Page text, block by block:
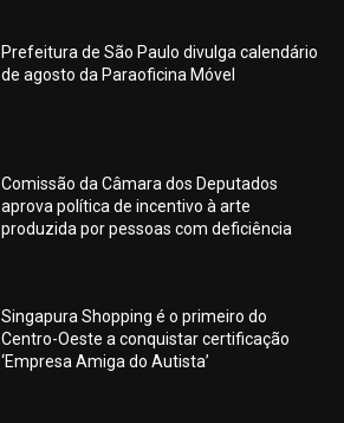
Prefeitura de São Paulo divulga calendário
de agosto da Paraoficina Móvel
Comissão da Câmara dos Deputados
aprova política de incentivo à arte
produzida por pessoas com deficiência
Singapura Shopping é o primeiro do
Centro-Oeste a conquistar certificação
‘Empresa Amiga do Autista’